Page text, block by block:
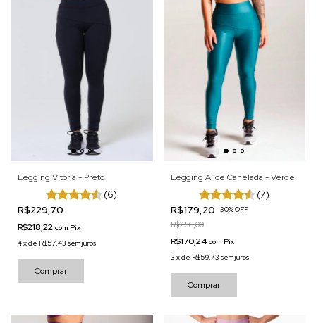
Legging Vitória - Preto
(6)
R$229,70
R$218,22 com Pix
4xde R$57,43 sem juros
Comprar
Legging Alice Canelada - Verde
(7)
R$179,20 -30%OFF
R$256,00
R$170,24 com Pix
3 xde R$59,73 sem juros
Comprar